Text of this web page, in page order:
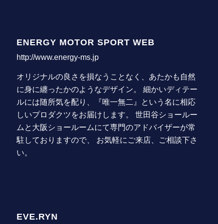
ENERGY MOTOR SPORT WEB
http://www.energy-ms.jp
オリジナルの良さを損なうことなく、あたかも自然
に身に纏ったかのようなデザイン。 細かいディテー
ルには随所気を配り、『唯一無二』という名に相応
しいプロダクツをお届けします。 世田谷ショールー
ムと大阪ショールームにて専門のアドバイザーが常
駐しておりますので、 お気軽にご来店、ご相談下さ
い。
EVE.RYN